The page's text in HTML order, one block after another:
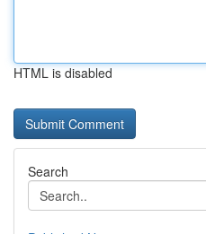
HTML is disabled
Search